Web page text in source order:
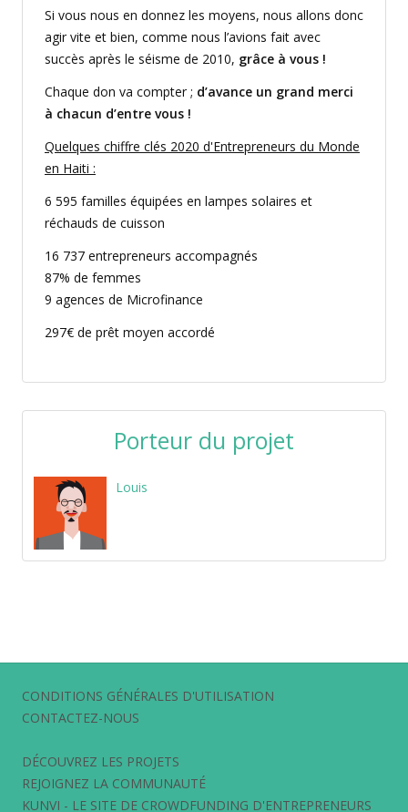
Si vous nous en donnez les moyens, nous allons donc
agir vite et bien, comme nous l’avions fait avec
succès après le séisme de 2010, grâce à vous !
Chaque don va compter ; d’avance un grand merci
à chacun d’entre vous !
Quelques chiffre clés 2020 d'Entrepreneurs du Monde
en Haiti :
6 595 familles équipées en lampes solaires et
réchauds de cuisson
16 737 entrepreneurs accompagnés
87% de femmes
9 agences de Microfinance
297€ de prêt moyen accordé
Porteur du projet
Louis
CONDITIONS GÉNÉRALES D'UTILISATION
CONTACTEZ-NOUS
DÉCOUVREZ LES PROJETS
REJOIGNEZ LA COMMUNAUTÉ
KUNVI - LE SITE DE CROWDFUNDING D'ENTREPRENEURS